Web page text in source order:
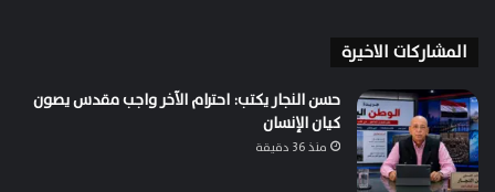
المشاركات الاخيرة
حسن النجار يكتب: احترام الآخر واجب مقدس يصون
كيان الإنسان
منذ 36 دقيقة